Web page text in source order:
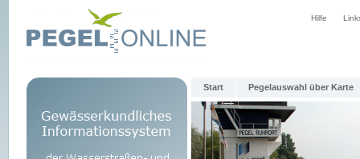
Hilfe
Start Pegelauswahl über Karte